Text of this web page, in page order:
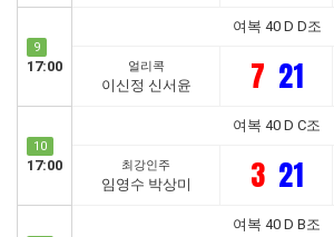
9
17:00
여복 40 D D조
얼리콕
이신정 신서윤 7 21
10
17:00
여복 40 D C조
최강인주
임영수 박상미 3 21
여복 40 D B조